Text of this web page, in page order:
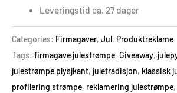
Leveringstid ca. 27 dager
Categories: Firmagaver, Jul, Produktreklame
Tags: firmagave julestrømpe, Giveaway,
julestrømpe plysjkant, juletradisjon, klassisk
profilering strømpe, reklamering julestrømpe,